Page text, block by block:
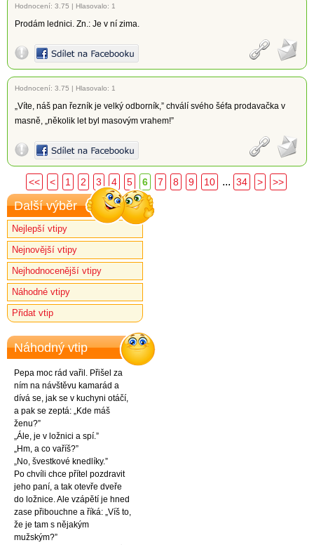
Hodnocení: 3.75 | Hlasovalo: 1
Prodám lednici. Zn.: Je v ní zima.
Hodnocení: 3.75 | Hlasovalo: 1
„Víte, náš pan řezník je velký odborník,” chválí svého šéfa prodavačka v
masně, „několik let byl masovým vrahem!”
<< < 1 2 3 4 5 6 7 8 9 10 ... 34 > >>
Další výběr
Nejlepší vtipy
Nejnovější vtipy
Nejhodnocenější vtipy
Náhodné vtipy
Přidat vtip
Náhodný vtip
Pepa moc rád vařil. Přišel za
ním na návštěvu kamarád a
dívá se, jak se v kuchyni otáčí,
a pak se zeptá: „Kde máš
ženu?”
„Ále, je v ložnici a spí.”
„Hm, a co vaříš?”
„No, švestkové knedlíky.”
Po chvíli chce přítel pozdravit
jeho paní, a tak otevře dveře
do ložnice. Ale vzápětí je hned
zase přibouchne a říká: „Víš to,
že je tam s nějakým
mužským?”